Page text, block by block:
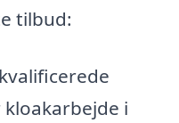
tilbud:
i